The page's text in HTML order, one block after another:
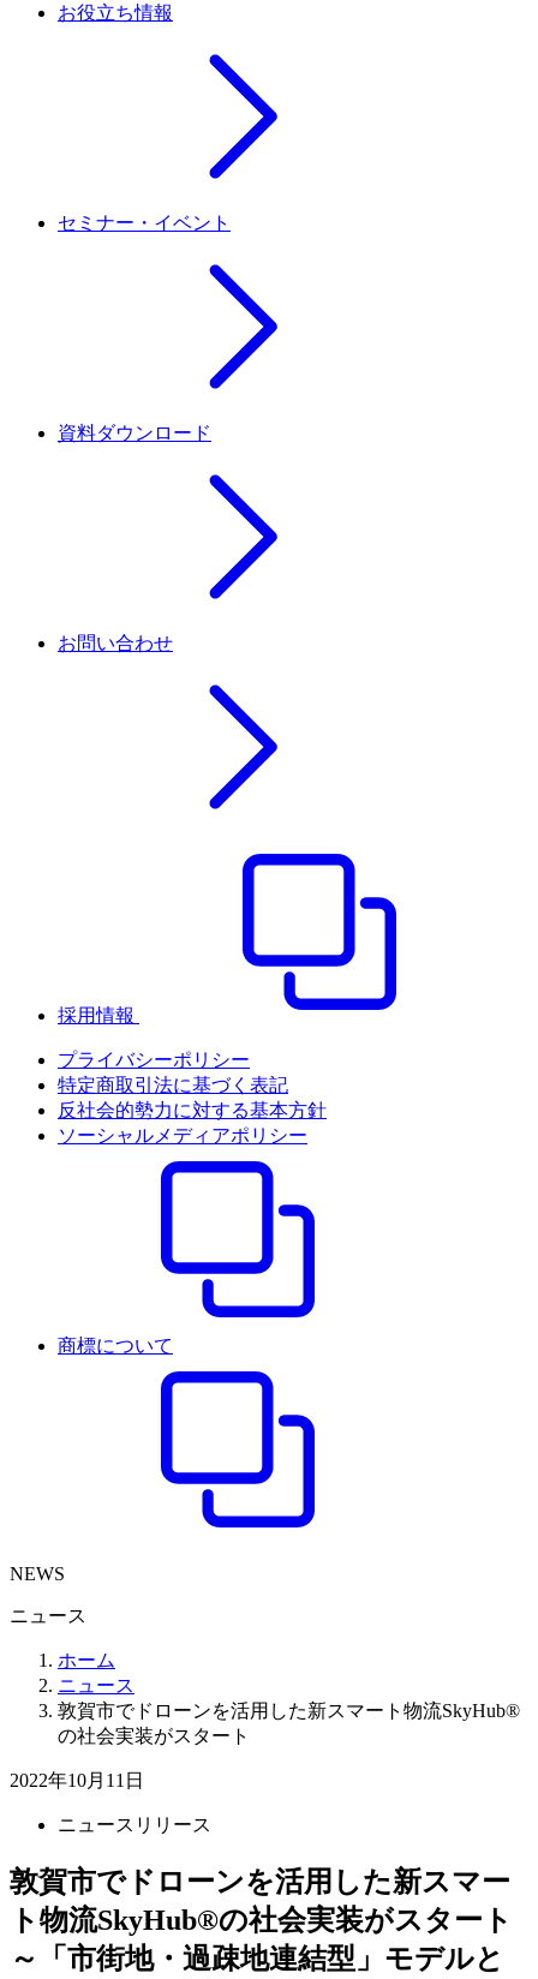
お役立ち情報
セミナー・イベント
資料ダウンロード
お問い合わせ
採用情報
プライバシーポリシー
特定商取引法に基づく表記
反社会的勢力に対する基本方針
ソーシャルメディアポリシー
商標について
NEWS
ニュース
ホーム
ニュース
敦賀市でドローンを活用した新スマート物流SkyHub®
の社会実装がスタート
2022年10月11日
ニュースリリース
敦賀市でドローンを活用した新スマー
ト物流SkyHub®の社会実装がスタート
～「市街地・過疎地連結型」モデルと